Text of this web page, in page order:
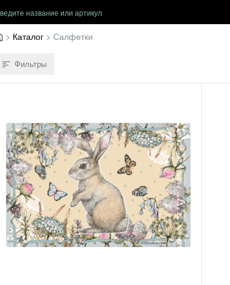
Каталог Салфетки
Фильтры